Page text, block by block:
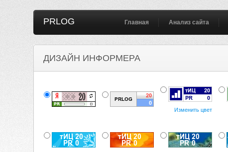
PRLOG Главная Анализ сайта
ДИЗАЙН ИНФОРМЕРА
Изменить цвет